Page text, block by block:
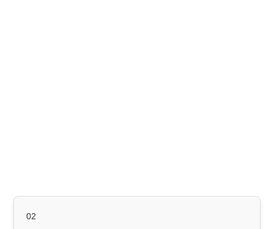
02